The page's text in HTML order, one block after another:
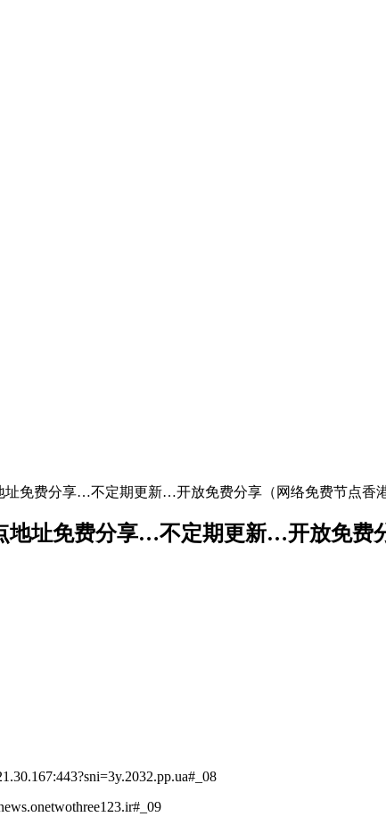
址免费分享…不定期更新…开放免费分享（网络免费节点香
地址免费分享…不定期更新…开放免费